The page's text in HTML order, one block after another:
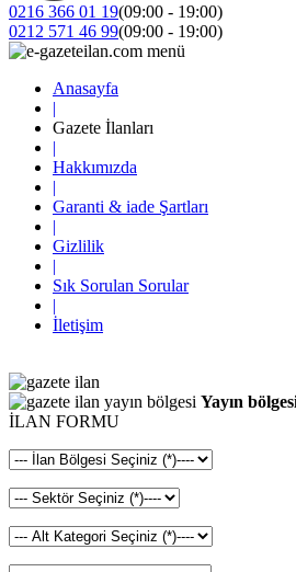
0216 366 01 19(09:00 - 19:00)
0212 571 46 99(09:00 - 19:00)
Anasayfa
|
Gazete İlanları
|
Hakkımızda
|
Garanti & iade Şartları
|
Gizlilik
|
Sık Sorulan Sorular
|
İletişim
Yayın
İLAN FORMU